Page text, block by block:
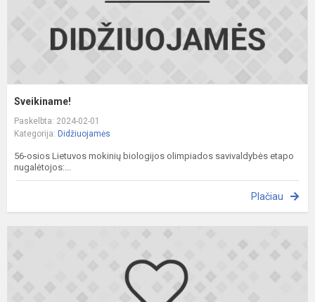
Sveikiname!
Paskelbta: 2024-02-01
Kategorija: Didžiuojamės
56-osios Lietuvos mokinių biologijos olimpiados savivaldybės etapo
nugalėtojos:...
Plačiau